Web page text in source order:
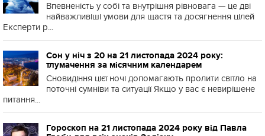
Впевненість у собі та внутрішня рівновага — це дві
найважливіші умови для щастя та досягнення цілей
Експерти р...
Сон у ніч з 20 на 21 листопада 2024 року:
тлумачення за місячним календарем
Сновидіння цієї ночі допомагають пролити світло на
поточні сумніви та ситуації Якщо у вас є невирішене
питання...
Гороскоп на 21 листопада 2024 року від Павла